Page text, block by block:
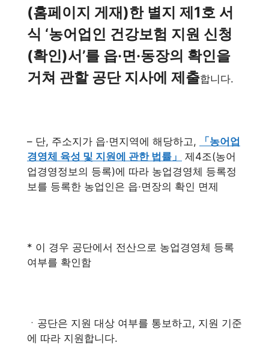
(홈페이지 게재)한 별지 제1호 서
식 ‘농어업인 건강보험 지원 신청
(확인)서’를 읍·면·동장의 확인을
거쳐 관할 공단 지사에 제출합니다.
– 단, 주소지가 읍·면지역에 해당하고,
「농어업
경영체 육성 및 지원에 관한 법률」
제4조(농어
업경영정보의 등록)에 따라 농업경영체 등록정
보를 등록한 농업인은 읍·면장의 확인 면제
* 이 경우 공단에서 전산으로 농업경영체 등록
여부를 확인함
ㆍ공단은 지원 대상 여부를 통보하고, 지원 기준
에 따라 지원합니다.